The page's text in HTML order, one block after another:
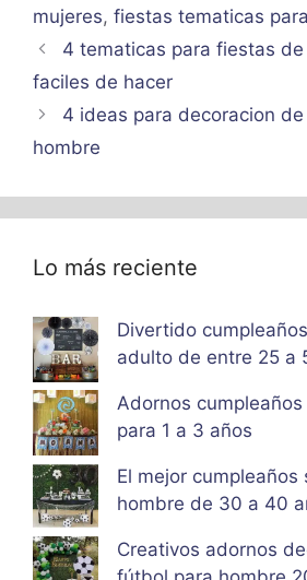
mujeres, fiestas tematicas
4 tematicas para fiestas
faciles de hacer
4 ideas para decoracion
hombre
Lo más reciente
Divertido
adulto de entre 25 a
Adornos
para 1 a 3 años
El mejor cumpleaños
hombre de 30 a 40
Creativos adornos